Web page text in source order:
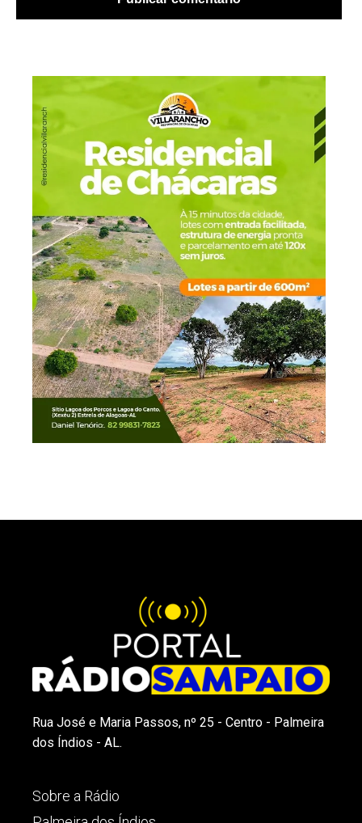
Rua José e Maria Passos, nº 25 - Centro - Palmeira
dos Índios - AL.
Sobre a Rádio